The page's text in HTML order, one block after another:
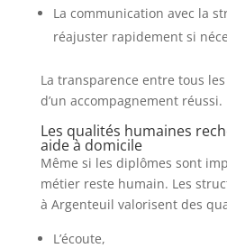
La communication avec la
réajuster rapidement si
La transparence entre tous
d’un accompagnement réussi.
Les qualités humaines
aide à domicile
Même si les diplômes sont
métier reste humain. Les
à Argenteuil valorisent des
L’écoute,